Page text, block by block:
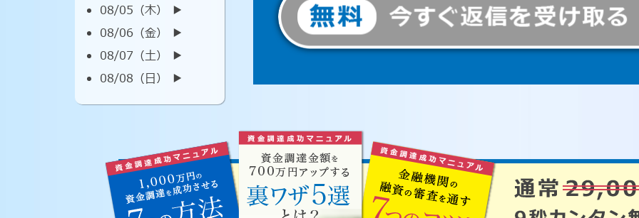
08/05（木） ▶︎
08/06（金） ▶︎
08/07（土） ▶︎
08/08（日） ▶︎